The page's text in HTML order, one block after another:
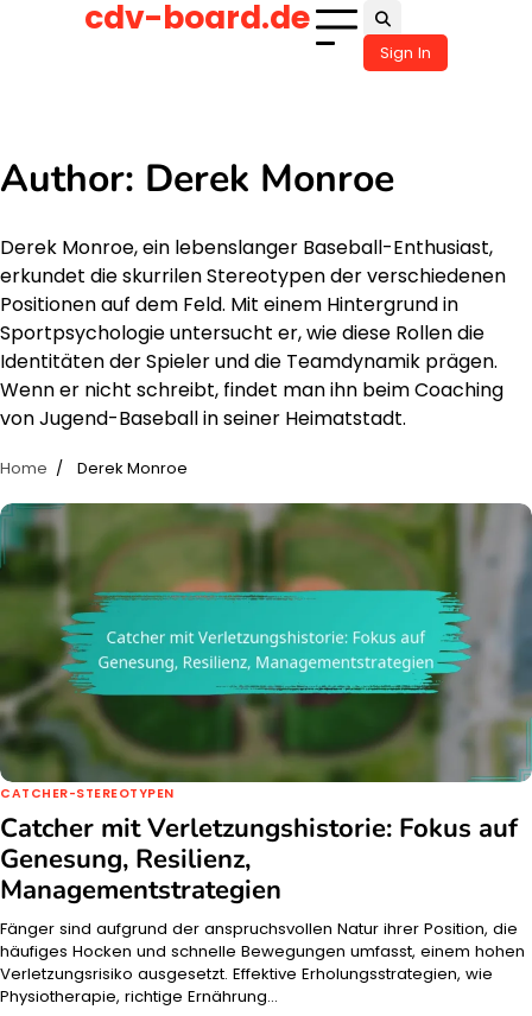
cdv-board.de
Sign In
Author: Derek Monroe
Derek Monroe, ein lebenslanger Baseball-Enthusiast,
erkundet die skurrilen Stereotypen der verschiedenen
Positionen auf dem Feld. Mit einem Hintergrund in
Sportpsychologie untersucht er, wie diese Rollen die
Identitäten der Spieler und die Teamdynamik prägen.
Wenn er nicht schreibt, findet man ihn beim Coaching
von Jugend-Baseball in seiner Heimatstadt.
Home Derek Monroe
CATCHER-STEREOTYPEN
Catcher mit Verletzungshistorie: Fokus auf
Genesung, Resilienz,
Managementstrategien
Fänger sind aufgrund der anspruchsvollen Natur ihrer Position, die
häufiges Hocken und schnelle Bewegungen umfasst, einem hohen
Verletzungsrisiko ausgesetzt. Effektive Erholungsstrategien, wie
Physiotherapie, richtige Ernährung…